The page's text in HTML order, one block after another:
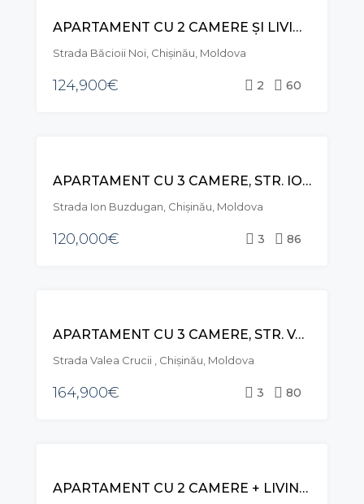
APARTAMENT CU 2 CAMERE ȘI LIVING, STR. BĂCIOII NOI, BOTANICA
Strada Băcioii Noi, Chișinău, Moldova
124,900€ 2 60
APARTAMENT CU 3 CAMERE, STR. ION BUZDUGAN, BUIUCANI
Strada Ion Buzdugan, Chișinău, Moldova
120,000€ 3 86
APARTAMENT CU 3 CAMERE, STR. VALEA CRUCII, BOTANICA
Strada Valea Crucii , Chișinău, Moldova
164,900€ 3 80
APARTAMENT CU 2 CAMERE + LIVING, STR. NICOLAE MILESCU SPĂTARU, CIOCANA